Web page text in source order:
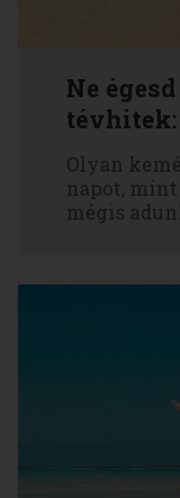
Ne
tévhitek:
Olyan
napot, mint
mégis